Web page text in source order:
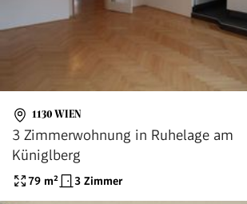
1130 WIEN
3 Zimmerwohnung in Ruhelage am
Küniglberg
79 m² 3 Zimmer